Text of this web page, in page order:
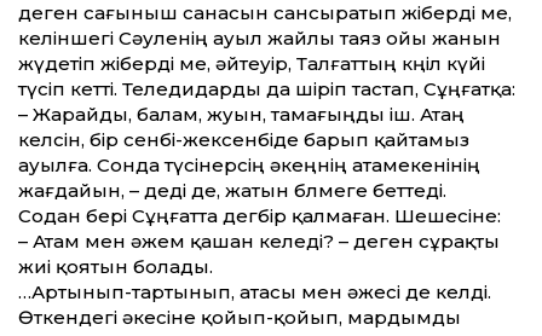
деген сағыныш санасын сансыратып жіберді ме,
келіншегі Сәуленің ауыл жайлы таяз ойы жанын
жүдетіп жіберді ме, әйтеуір, Талғаттың көңіл күйі
түсіп кетті. Теледидарды да өшіріп тастап, Сұңғатқа:
– Жарайды, балам, жуын, тамағыңды іш. Атаң
келсін, бір сенбі-жексенбіде барып қайтамыз
ауылға. Сонда түсінерсің әкеңнің атамекенінің
жағдайын, – деді де, жатын бөлмеге беттеді.
Содан бері Сұңғатта дегбір қалмаған. Шешесіне:
– Атам мен әжем қашан келеді? – деген сұрақты
жиі қоятын болады.
…Артынып-тартынып, атасы мен әжесі де келді.
Өткендегі әкесіне қо­йып-қойып, мардымды